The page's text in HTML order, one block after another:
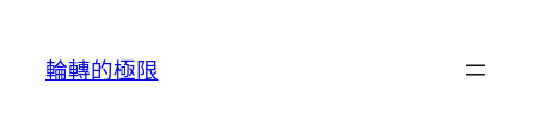
輪轉的極限